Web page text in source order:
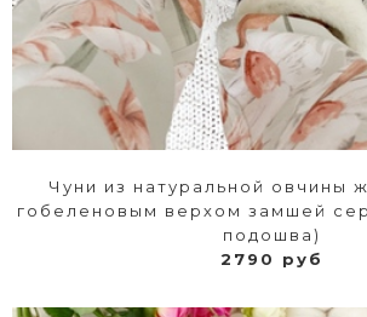
Чуни из натуральной овчины
гобеленовым верхом замшей
подошва)
2790 руб